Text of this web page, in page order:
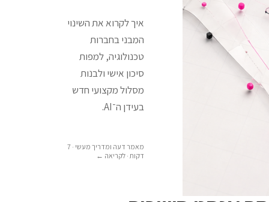
איך לקרוא את השינוי
המבני בחברות
טכנולוגיה, למפות
סיכון אישי ולבנות
מסלול מקצועי חדש
מאמר דעה ומדריך מעשי · 7